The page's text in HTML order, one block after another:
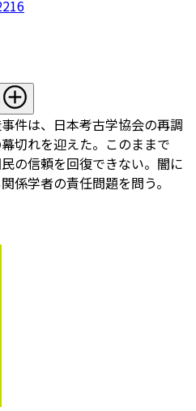
件は、日本考古学協会の再調
切れを迎えた。このままで
の信頼を回復できない。闇に
係学者の責任問題を問う。